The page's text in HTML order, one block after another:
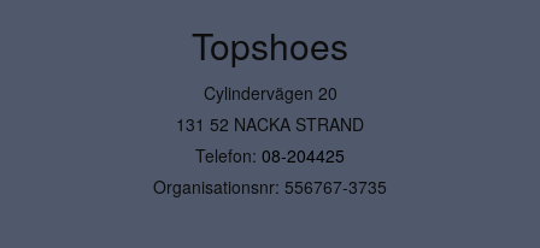
Topshoes
Cylindervägen 20
131 52 NACKA STRAND
Telefon: 08-204425
Organisationsnr: 556767-3735